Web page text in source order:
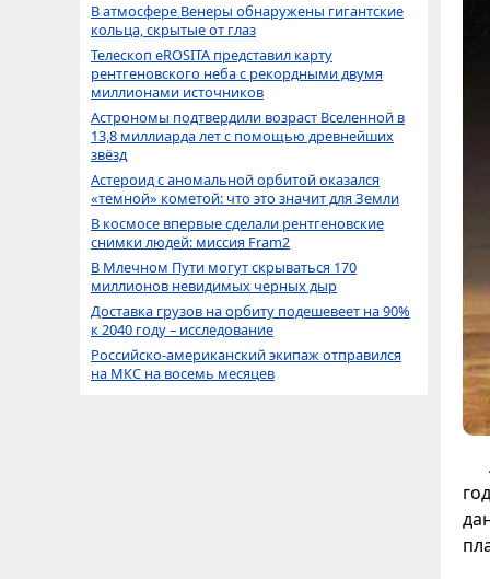
В атмосфере Венеры обнаружены гигантские
кольца, скрытые от глаз
Телескоп eROSITA представил карту
рентгеновского неба с рекордными двумя
миллионами источников
Астрономы подтвердили возраст Вселенной в
13,8 миллиарда лет с помощью древнейших
звёзд
Астероид с аномальной орбитой оказался
«темной» кометой: что это значит для Земли
В космосе впервые сделали рентгеновские
снимки людей: миссия Fram2
В Млечном Пути могут скрываться 170
миллионов невидимых черных дыр
Доставка грузов на орбиту подешевеет на 90%
к 2040 году – исследование
Российско-американский экипаж отправился
на МКС на восемь месяцев